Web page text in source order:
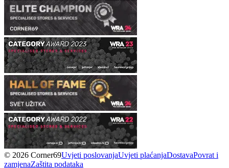
© 2026 Corner69Uvjeti poslovanjaUvjeti plaćanjaDostavaPovrat i
zamjenaZaštita podataka